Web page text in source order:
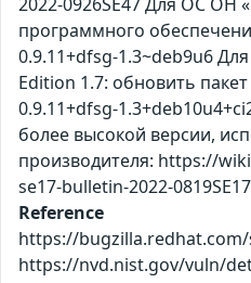
программного
0.9.11+dfsg-1.3~deb9u6
Edition 1.7: обновить
0.9.11+dfsg-
более высокой версии,
производителя: https://
se17-bulletin-2022-0819SE17
Reference
https://bugzilla.redhat.com/
https://nvd.nist.gov/vuln/